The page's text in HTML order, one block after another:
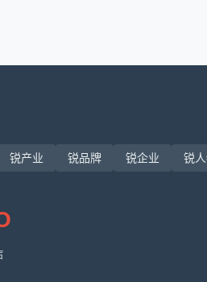
锐产业 锐品牌 锐企业 锐